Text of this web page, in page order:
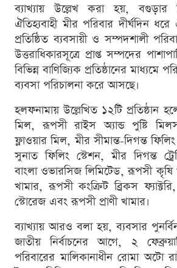
ব্যাখ্যায় উল্লেখ করা হয়, বগুড়ার
ঐতিহ্যবাহী মীর পরিবার দীর্ঘদিন
প্রতিষ্ঠিত ব্যবসায়ী ও সম্পদশালী
উত্তরাধিকারসূত্রে প্রাপ্ত সম্পদের
বিভিন্ন বাণিজ্যিক প্রতিষ্ঠানের মাধ্যমে
ব্যবসা পরিচালনা করে আসছে।
হলফনামায় উল্লেখিত ১২টি প্রতিষ্ঠান
মিল, রূপসী রাইস অ্যান্ড পুষ্টি
ফ্লাওয়ার মিল, মীর সীমান্ত-দিগন্ত
সুনাত ফিলিং স্টেশন, মীর দিগন্ত
বাংলা ওভারসিজ লিমিটেড, রূপসী
খামার, রূপসী কংক্রিট ব্রিকস
স্টোরেজ এবং রূপসী প্রাণী খামার।
ব্যাখ্যায় আরও বলা হয়, ব্যবসার
জাতীয় নির্বাচনের আগে, ২
পরিবারের মালিকানাধীন রোমা অটো